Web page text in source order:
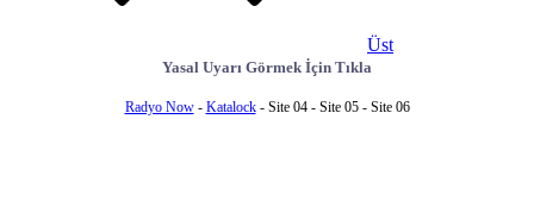
Üst
Yasal Uyarı Görmek İçin Tıkla
Radyo Now- Katalock- Site 04 - Site 05 - Site 06